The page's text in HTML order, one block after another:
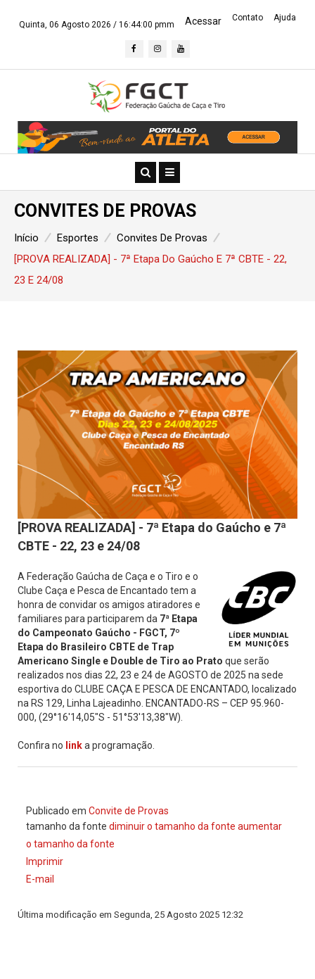
Quinta, 06 Agosto 2026 / 16:44:01 pmm Acessar Contato Ajuda
CONVITES DE PROVAS
Início Esportes
Convites De Provas
[PROVA REALIZADA] - 7ª Etapa Do Gaúcho E 7ª CBTE - 22,
23 E 24/08
[PROVA REALIZADA] - 7ª Etapa do Gaúcho e 7ª
CBTE - 22, 23 e 24/08
A Federação Gaúcha de Caça e o Tiro e o
Clube Caça e Pesca de Encantado tem a
honra de convidar os amigos atiradores e
familiares para participarem da 7ª Etapa
do Campeonato Gaúcho - FGCT, 7º
Etapa do Brasileiro CBTE de Trap
Americano Single e Double de Tiro ao Prato que serão
realizados nos dias 22, 23 e 24 de AGOSTO de 2025 na sede
esportiva do CLUBE CAÇA E PESCA DE ENCANTADO, localizado
na RS 129, Linha Lajeadinho. ENCANTADO-RS – CEP 95.960-
000, (29°16'14,05"S - 51°53'13,38"W).
Confira no linka programação.
Publicado em Convite de Provas
tamanho da fonte diminuir o tamanho da fonte aumentar
o tamanho da fonte
Imprimir
E-mail
Última modificação em Segunda, 25 Agosto 2025 12:32